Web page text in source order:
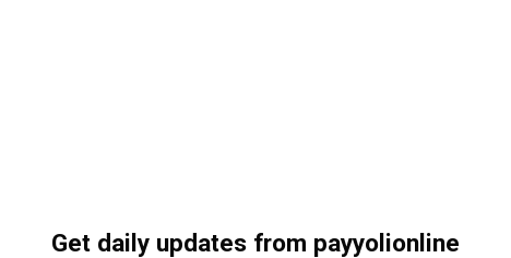
Get daily updates from payyolionline